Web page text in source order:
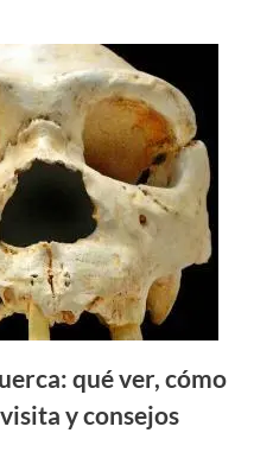
qué ver, cómo
y consejos